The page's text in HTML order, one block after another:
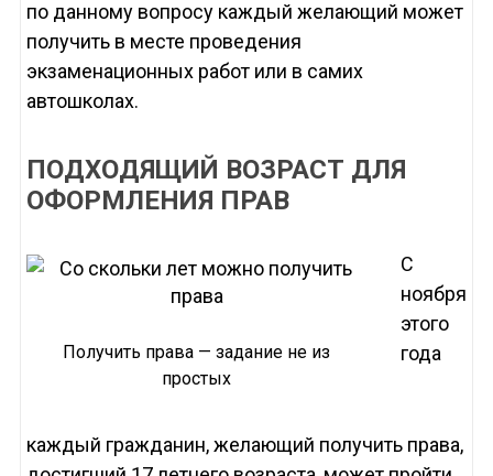
по данному вопросу каждый желающий может
получить в месте проведения
экзаменационных работ или в самих
автошколах.
ПОДХОДЯЩИЙ ВОЗРАСТ ДЛЯ
ОФОРМЛЕНИЯ ПРАВ
Получить права — задание не из
простых
С
ноября
этого
года
каждый гражданин, желающий получить права,